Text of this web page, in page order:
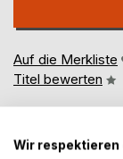
Auf die Merkliste
Titel bewerten
Wir respektieren